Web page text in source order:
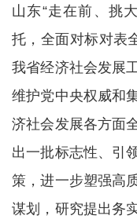
山东“走在前、挑
托，全面对标对表
我省经济社会发展
维护党中央权威和
济社会发展各方面
出一批标志性、引
策，进一步塑强高
谋划，研究提出务